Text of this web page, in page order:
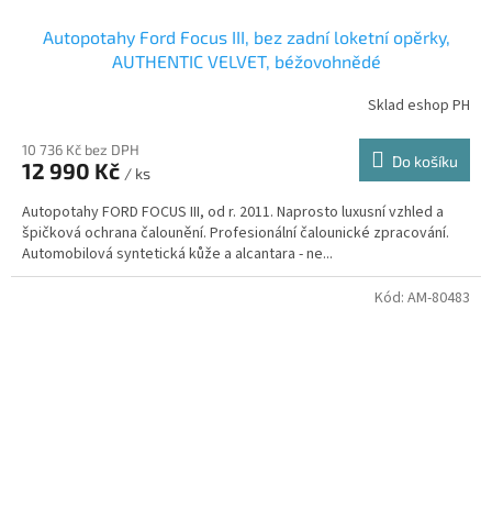
Autopotahy Ford Focus III, bez zadní loketní opěrky,
AUTHENTIC VELVET, béžovohnědé
Sklad eshop PH
10 736 Kč bez DPH
12 990 Kč / ks
Do košíku
Autopotahy FORD FOCUS III, od r. 2011. Naprosto luxusní vzhled a
špičková ochrana čalounění. Profesionální čalounické zpracování.
Automobilová syntetická kůže a alcantara - ne...
Kód: AM-80483